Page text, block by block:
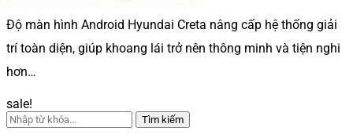
Độ màn hình Android Hyundai Creta nâng cấp hệ thống giải
trí toàn diện, giúp khoang lái trở nên thông minh và tiện nghi
hơn…
sale!
Tìm kiếm